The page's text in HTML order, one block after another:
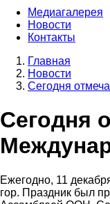
Медиагалерея
Новости
Контакты
Строка
навигации
Главная
Новости
Сегодня
Сегодня
Ежегодно, 11
гор. Праздник был